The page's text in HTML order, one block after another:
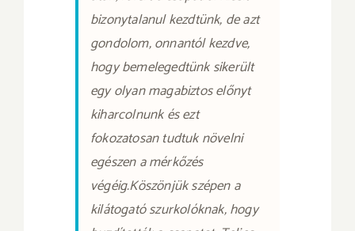
bizonytalanul kezdtünk, de azt
gondolom, onnantól kezdve,
hogy bemelegedtünk sikerült
egy olyan magabiztos előnyt
kiharcolnunk és ezt
fokozatosan tudtuk növelni
egészen a mérkőzés
végéig.Köszönjük szépen a
kilátogató szurkolóknak, hogy